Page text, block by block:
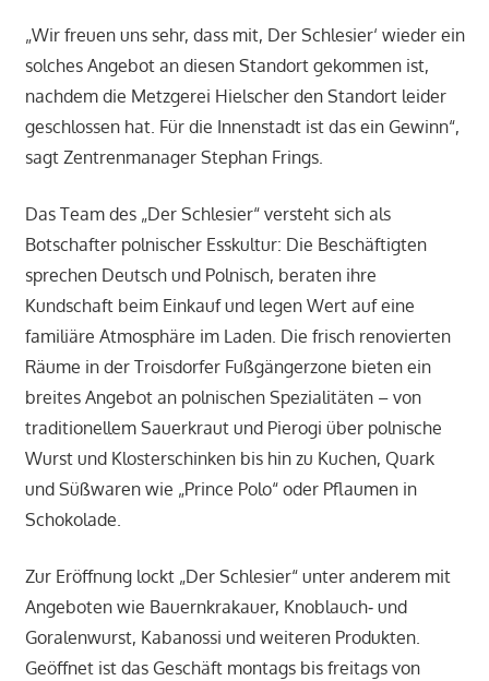
„Wir freuen uns sehr, dass mit, Der Schlesier‘ wieder ein
solches Angebot an diesen Standort gekommen ist,
nachdem die Metzgerei Hielscher den Standort leider
geschlossen hat. Für die Innenstadt ist das ein Gewinn“,
sagt Zentrenmanager Stephan Frings.
Das Team des „Der Schlesier“ versteht sich als
Botschafter polnischer Esskultur: Die Beschäftigten
sprechen Deutsch und Polnisch, beraten ihre
Kundschaft beim Einkauf und legen Wert auf eine
familiäre Atmosphäre im Laden. Die frisch renovierten
Räume in der Troisdorfer Fußgängerzone bieten ein
breites Angebot an polnischen Spezialitäten – von
traditionellem Sauerkraut und Pierogi über polnische
Wurst und Klosterschinken bis hin zu Kuchen, Quark
und Süßwaren wie „Prince Polo“ oder Pflaumen in
Schokolade.
Zur Eröffnung lockt „Der Schlesier“ unter anderem mit
Angeboten wie Bauernkrakauer, Knoblauch‑ und
Goralenwurst, Kabanossi und weiteren Produkten.
Geöffnet ist das Geschäft montags bis freitags von